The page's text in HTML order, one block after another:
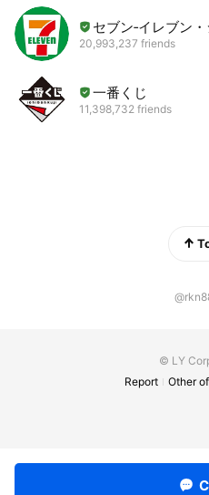
セブン‐イレブン
20,993,237 friends
一番くじ
11,398,732 friends
© LY
Report
Other